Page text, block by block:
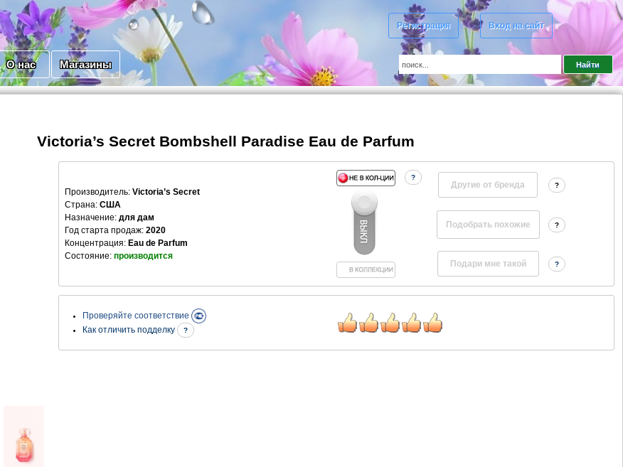
Регистрация Вход на сайт
О нас Магазины
Victoria’s Secret Bombshell Paradise Eau de Parfum
Производитель: Victoria’s Secret
Страна: США
Назначение: для дам
Год старта продаж: 2020
Концентрация: Eau de Parfum
Состояние: производится
?
Другие от бренда ?
?
?
Проверяйте соответствие
Как отличить подделку
?